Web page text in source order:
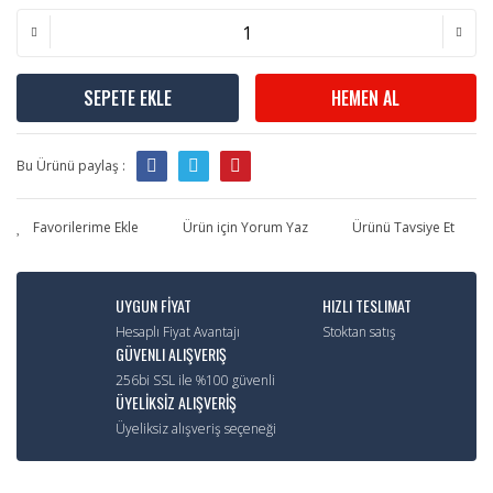
SEPETE EKLE HEMEN AL
Bu Ürünü paylaş :
Ürün için Yorum Yaz Ürünü Tavsiye Et
UYGUN FİYAT
Hesaplı Fiyat Avantajı
HIZLI TESLIMAT
Stoktan satış
GÜVENLI ALIŞVERIŞ
256bi SSL ile %100 güvenli
ÜYELİKSİZ ALIŞVERİŞ
Üyeliksiz alışveriş seçeneği